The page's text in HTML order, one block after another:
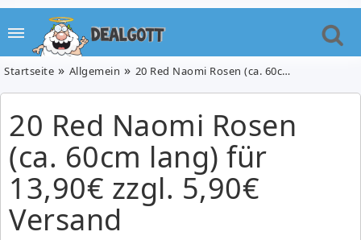
Startseite Allgemein 20 Red Naomi Rosen (ca. 60cm lang) für 13,90€ zzgl. 5,90€ Versand
20 Red Naomi Rosen
(ca. 60cm lang) für
13,90€ zzgl. 5,90€
Versand